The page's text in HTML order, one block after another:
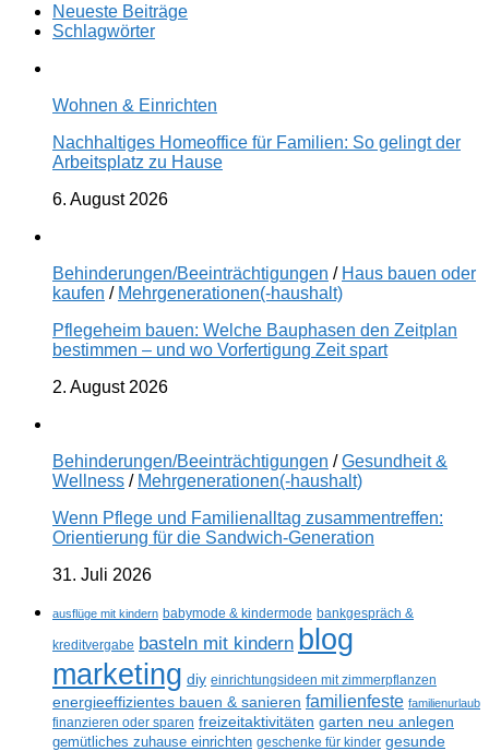
Neueste Beiträge
Schlagwörter
Wohnen & Einrichten
Nachhaltiges Homeoffice für Familien: So gelingt der
Arbeitsplatz zu Hause
6. August 2026
Behinderungen/Beeinträchtigungen / Haus bauen oder
kaufen / Mehrgenerationen(-haushalt)
Pflegeheim bauen: Welche Bauphasen den Zeitplan
bestimmen – und wo Vorfertigung Zeit spart
2. August 2026
Behinderungen/Beeinträchtigungen /Gesundheit &
Wellness / Mehrgenerationen(-haushalt)
Wenn Pflege und Familienalltag zusammentreffen:
Orientierung für die Sandwich-Generation
31. Juli 2026
ausflüge mit kindern babymode & kindermode bankgespräch &
kreditvergabe basteln mit kindern blog
marketing diy einrichtungsideen mit zimmerpflanzen
energieeffizientes bauen & sanieren familienfeste familienurlaub
finanzieren oder sparen freizeitaktivitäten garten neu anlegen
gemütliches zuhause einrichten geschenke für kinder gesunde